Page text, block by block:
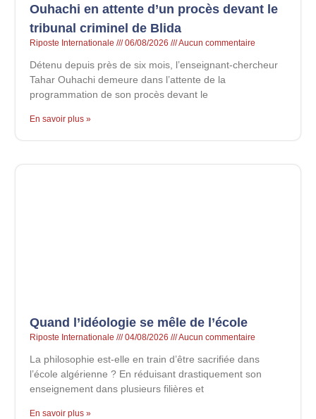
Ouhachi en attente d’un procès devant le
tribunal criminel de Blida
Riposte Internationale 06/08/2026 Aucun commentaire
Détenu depuis près de six mois, l’enseignant-chercheur
Tahar Ouhachi demeure dans l’attente de la
programmation de son procès devant le
En savoir plus »
Quand l’idéologie se mêle de l’école
Riposte Internationale 04/08/2026 Aucun commentaire
La philosophie est-elle en train d’être sacrifiée dans
l’école algérienne ? En réduisant drastiquement son
enseignement dans plusieurs filières et
En savoir plus »